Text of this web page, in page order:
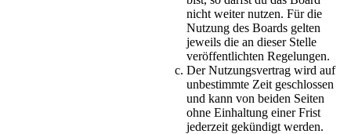
nicht weiter nutzen. Für die
Nutzung des Boards gelten
jeweils die an dieser Stelle
veröffentlichten Regelungen.
Der Nutzungsvertrag wird auf
unbestimmte Zeit geschlossen
und kann von beiden Seiten
ohne Einhaltung einer Frist
jederzeit gekündigt werden.